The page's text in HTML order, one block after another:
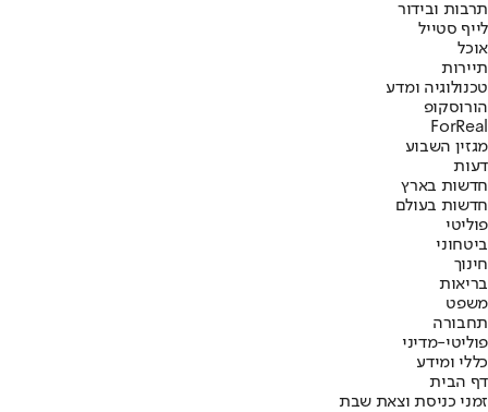
תרבות ובידור
לייף סטייל
אוכל
תיירות
טכנולוגיה ומדע
הורוסקופ
ForReal
מגזין השבוע
דעות
חדשות בארץ
חדשות בעולם
פוליטי
ביטחוני
חינוך
בריאות
משפט
תחבורה
פוליטי-מדיני
כללי ומידע
דף הבית
זמני כניסת וצאת שבת